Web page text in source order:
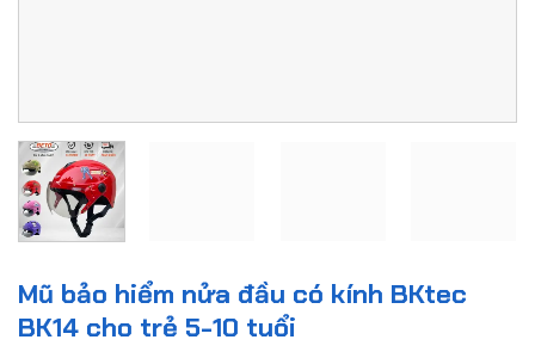
Mũ bảo hiểm nửa đầu có kính BKtec
BK14 cho trẻ 5-10 tuổi